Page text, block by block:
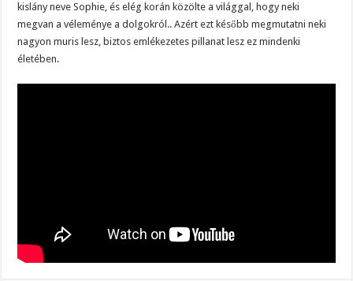
kislány neve Sophie, és elég korán közölte a világgal, hogy neki
megvan a véleménye a dolgokról.. Azért ezt később megmutatni neki
nagyon muris lesz, biztos emlékezetes pillanat lesz ez mindenki
életében.